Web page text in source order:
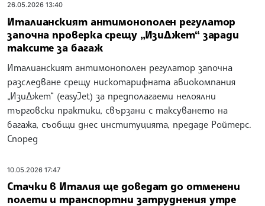
26.05.2026 13:40
Италианският антимонополен регулатор
започна проверка срещу „ИзиДжет“ заради
таксите за багаж
Италианският антимонополен регулатор започна
разследване срещу нискотарифната авиокомпания
„ИзиДжет“ (easyJet) за предполагаеми нелоялни
търговски практики, свързани с таксуването на
багажа, съобщи днес институцията, предаде Ройтерс.
Според
10.05.2026 17:47
Стачки в Италия ще доведат до отменени
полети и транспортни затруднения утре